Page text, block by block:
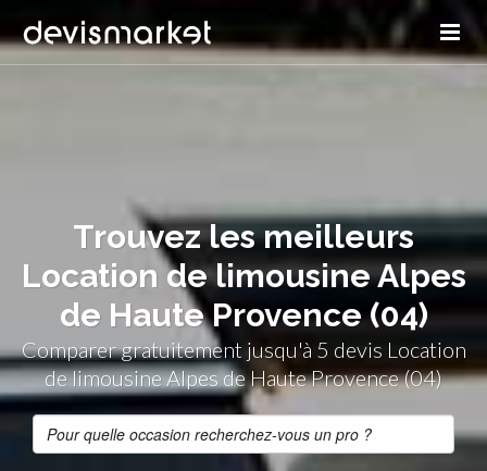
Trouvez les meilleurs
Location de limousine Alpes
de Haute Provence (04)
Comparer gratuitement jusqu'à 5 devis Location
de limousine Alpes de Haute Provence (04)